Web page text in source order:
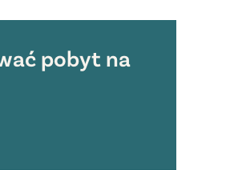
pobyt na